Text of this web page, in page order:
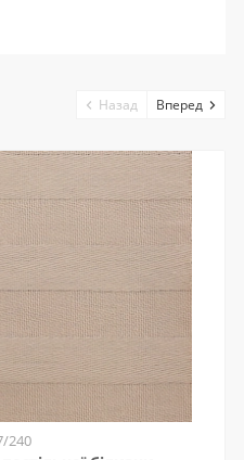
240
Назад Вперед